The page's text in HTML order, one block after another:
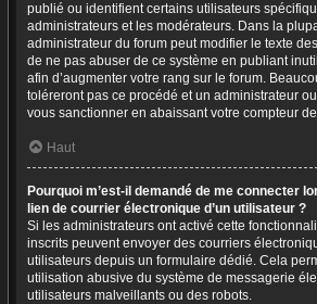
publié ou identifient certains utilisateurs
administrateurs et les modérateurs. Dans la
administrateur du forum peut modifier le texte
de ne pas abuser de ce système en publiant
afin d’augmenter votre rang sur le forum.
toléreront pas ce procédé et un administrateur
vous sanctionner en abaissant votre compteur
Haut
Pourquoi m’est-il demandé de me connecter
lien de courrier électronique d’un utilisateur ?
Si les administrateurs ont activé cette
inscrits peuvent envoyer des courriers
utilisateurs depuis un formulaire dédié. Cela
utilisation abusive du système de messagerie
utilisateurs malveillants ou des robots.